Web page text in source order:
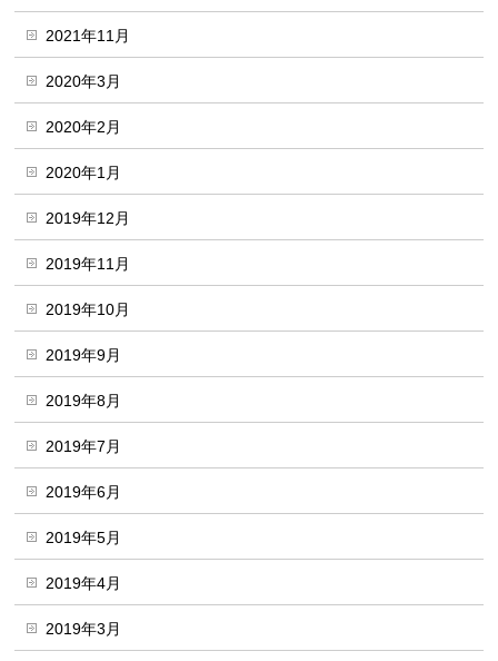
2021年11月
2020年3月
2020年2月
2020年1月
2019年12月
2019年11月
2019年10月
2019年9月
2019年8月
2019年7月
2019年6月
2019年5月
2019年4月
2019年3月